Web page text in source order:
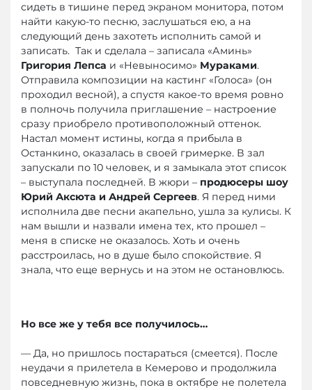
сидеть в тишине перед экраном монитора, потом
найти какую-то песню, заслушаться ею, а на
следующий день захотеть исполнить самой и
записать. Так и сделала – записала «Аминь»
Григория Лепса и «Невыносимо» Мураками.
Отправила композиции на кастинг «Голоса» (он
проходил весной), а спустя какое-то время ровно
в полночь получила приглашение – настроение
сразу приобрело противоположный оттенок.
Настал момент истины, когда я прибыла в
Останкино, оказалась в своей гримерке. В зал
запускали по 10 человек, и я замыкала этот список
– выступала последней. В жюри – продюсеры шоу
Юрий Аксюта и Андрей Сергеев. Я перед ними
исполнила две песни акапельно, ушла за кулисы. К
нам вышли и назвали имена тех, кто прошел –
меня в списке не оказалось. Хоть и очень
расстроилась, но в душе было спокойствие. Я
знала, что еще вернусь и на этом не остановлюсь.
Но все же у тебя все получилось…
— Да, но пришлось постараться (смеется). После
неудачи я прилетела в Кемерово и продолжила
повседневную жизнь, пока в октябре не полетела